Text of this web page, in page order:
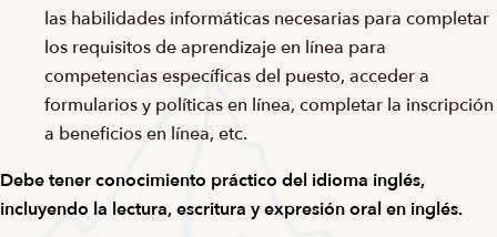
las habilidades informáticas necesarias para completar
los requisitos de aprendizaje en línea para
competencias específicas del puesto, acceder a
formularios y políticas en línea, completar la inscripción
a beneficios en línea, etc.
Debe tener conocimiento práctico del idioma inglés,
incluyendo la lectura, escritura y expresión oral en inglés.